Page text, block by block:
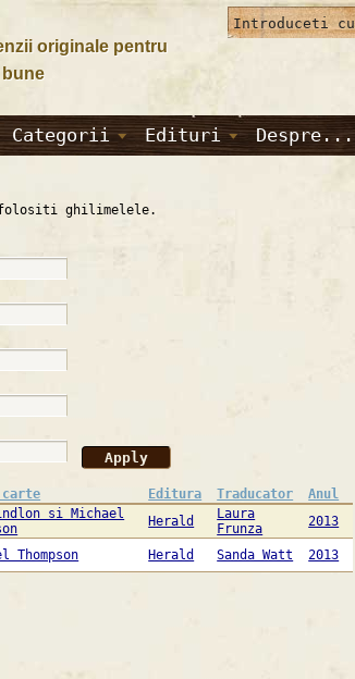
originale pentru
Categorii Edituri Despre...
folositi ghilimelele.
Editura Traducator
Anul
si Michael
Herald
Laura
Frunza
2013
Thompson Herald Sanda Watt 2013